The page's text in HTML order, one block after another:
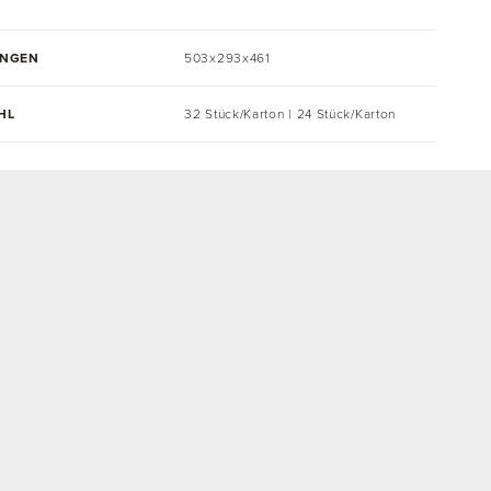
503x293x461
32 Stück/Karton | 24 Stück/Karton